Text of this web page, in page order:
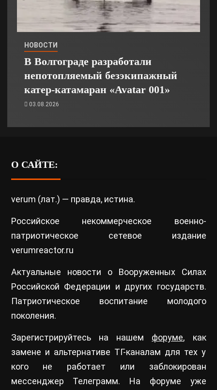
НОВОСТИ
В Волгограде разработали
непотопляемый безэкипажный
катер-катамаран «Avatar 001»
03.08.2026
О САЙТЕ:
verum (лат.) — правда, истина.
Российское некоммерческое военно-
патриотическое сетевое издание
verumreactor.ru
Актуальные новости о Вооруженных Силах
Российской Федерации и других государств.
Патриотическое воспитание молодого
поколения.
Зарегистрируйтесь на нашем форуме, как
замене и альтернативе ТГ-каналам для тех у
кого не работает или заблокирован
мессенджер Телеграмм. На форуме уже